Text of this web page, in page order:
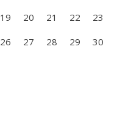
19 20 21 22
23
26 27 28 29
30